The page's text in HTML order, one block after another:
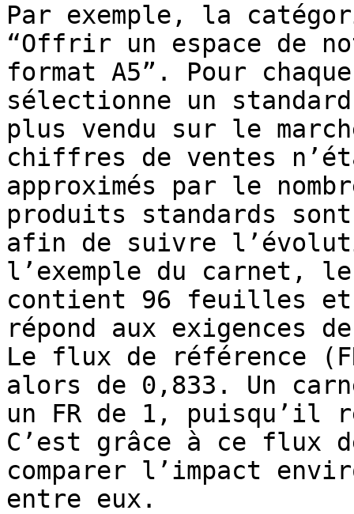
Par exemple, la
“Offrir un espace de
format A5”. Pour
sélectionne un
plus vendu sur le
chiffres de ventes
approximés par le
produits standards
afin de suivre
l’exemple du carnet,
contient 96 feuilles
répond aux exigences
Le flux de référence
alors de 0,833. Un
un FR de 1, puisqu’il
C’est grâce à ce flux
comparer l’impact
entre eux.